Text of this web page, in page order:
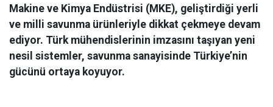
Makine ve Kimya Endüstrisi (MKE), geliştirdiği yerli
ve milli savunma ürünleriyle dikkat çekmeye devam
ediyor. Türk mühendislerinin imzasını taşıyan yeni
nesil sistemler, savunma sanayisinde Türkiye’nin
gücünü ortaya koyuyor.